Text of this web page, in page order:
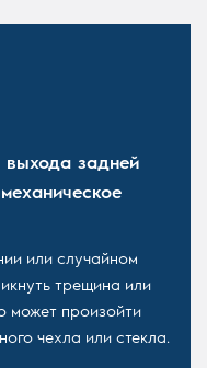
задней
или случайном
трещина или
может произойти
чехла или стекла.